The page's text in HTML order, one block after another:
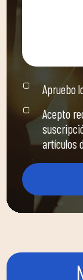
Apruebo
Acepto
artículos